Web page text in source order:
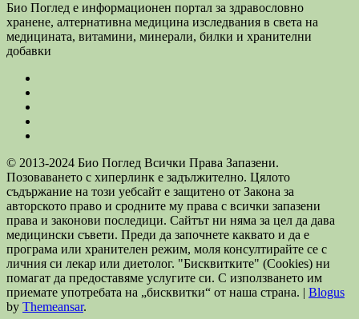
Био Поглед е информационен портал за здравословно
хранене, алтернативна медицина изследвания в света на
медицината, витамини, минерали, билки и хранителни
добавки
© 2013-2024 Био Поглед Всички Права Запазени.
Позоваването с хиперлинк е задължително. Цялото
съдържание на този уебсайт е защитено от Закона за
авторското право и сродните му права с всички запазени
права и законови последици. Сайтът ни няма за цел да дава
медицински съвети. Преди да започнете каквато и да е
програма или хранителен режим, моля консултирайте се с
личния си лекар или диетолог. "Бисквитките" (Cookies) ни
помагат да предоставяме услугите си. С използването им
приемате употребата на „бисквитки“ от наша страна. | Blogus
by Themeansar.